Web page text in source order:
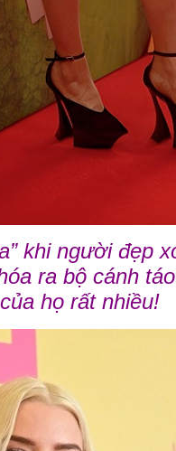
khi người đẹp
ra bộ cánh
của họ rất nhiều!